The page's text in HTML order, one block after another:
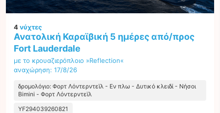
4νύχτες
Ανατολική Καραϊβική 5 ημέρες από/προς
Fort Lauderdale
με το κρουαζιερόπλοιο »Reflection«
αναχώρηση: 17/8/26
δρομολόγιο: Φορτ Λόντερντεϊλ - Εν πλω - Δυτικό κλειδί - Νήσοι
Bimini - Φορτ Λόντερντεϊλ
YF294039260821